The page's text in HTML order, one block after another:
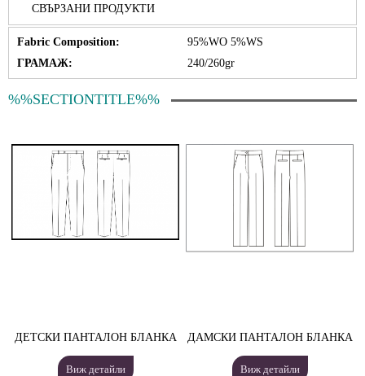
СВЪРЗАНИ ПРОДУКТИ
Fabric Composition:
95%WO 5%WS
ГРАМАЖ:
240/260gr
%%SECTIONTITLE%%
ДЕТСКИ ПАНТАЛОН БЛАНКА
Виж детайли
ДАМСКИ ПАНТАЛОН БЛАНКА
Виж детайли